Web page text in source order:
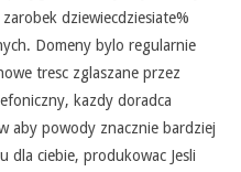
dziewiecdziesiate%
Domeny bylo regularnie
tresc zglaszane przez
kazdy doradca
aby powody znacznie bardziej
dla ciebie, produkowac Jesli